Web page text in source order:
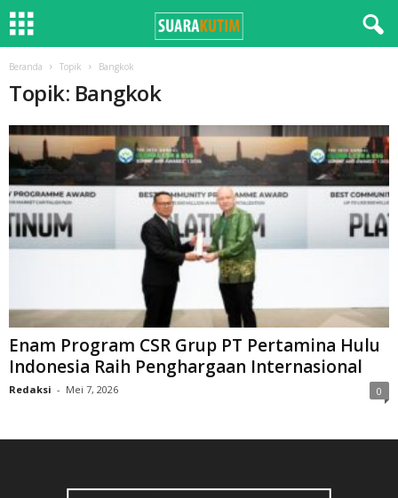
Beranda Topik Bangkok
Topik: Bangkok
Enam Program CSR Grup PT Pertamina Hulu
Indonesia Raih Penghargaan Internasional
Redaksi - Mei 7, 2026 0